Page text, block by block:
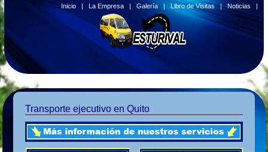
Inicio |La Empresa |Galería |Libro de Visitas|Noticias |
Transporte ejecutivo en Quito